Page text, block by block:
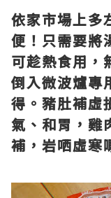
依家市場上多
便！只需要將
可趁熱食用，
倒入微波爐專
得。豬肚補虛
氣、和胃，雞
補，岩哂虛寒